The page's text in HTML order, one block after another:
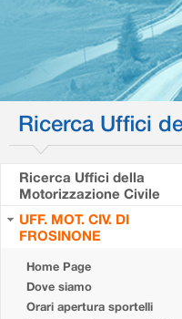
Ricerca Uffici
Ricerca Uffici della
Motorizzazione Civile
UFF. MOT. CIV. DI
FROSINONE
Home Page
Dove siamo
Orari apertura sportelli